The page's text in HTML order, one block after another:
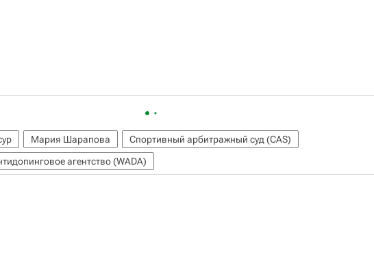
Мария Шарапова
Спортивный арбитражный суд (CAS)
агентство (WADA)